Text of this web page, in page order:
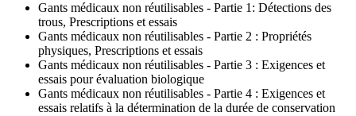
Gants médicaux non réutilisables - Partie 1: Détections des
trous, Prescriptions et essais
Gants médicaux non réutilisables - Partie 2 : Propriétés
physiques, Prescriptions et essais
Gants médicaux non réutilisables - Partie 3 : Exigences et
essais pour évaluation biologique
Gants médicaux non réutilisables - Partie 4 : Exigences et
essais relatifs à la détermination de la durée de conservation